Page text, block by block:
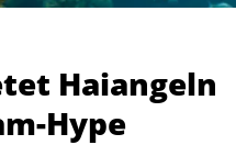
Haiangeln
Hype